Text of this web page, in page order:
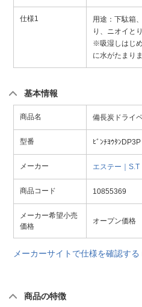
仕様1
用途：下駄箱
り、ニオイとり
※吸湿しはじ
に水がたまりま
基本情報
商品名 備長炭ドライ
型番 ﾋﾞﾝﾁﾖｳﾀﾝDP3P
メーカー エステー｜S.T
商品コード 10855369
メーカー希望小売
価格
オープン価格
メーカーサイトで仕様を確認する
商品の特徴